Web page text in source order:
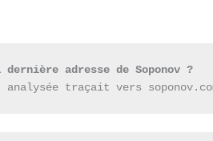
adresse de Soponov ?
analysée traçait vers